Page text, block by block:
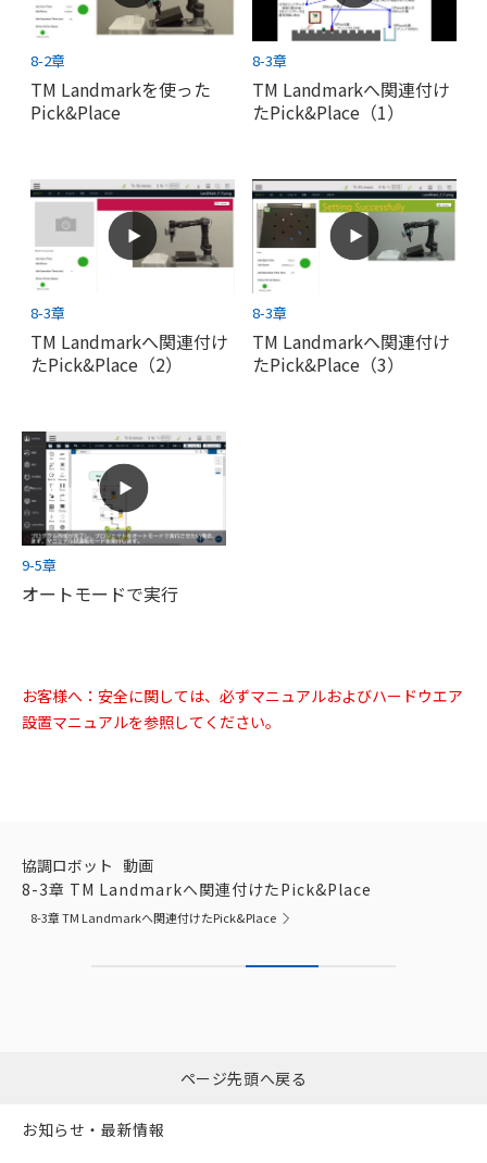
8-2章
TM Landmarkを使った
Pick&Place
8-3章
TM Landmarkへ関連付け
たPick&Place（1）
8-3章
TM Landmarkへ関連付け
たPick&Place（2）
8-3章
TM Landmarkへ関連付け
たPick&Place（3）
9-5章
オートモードで実行
お客様へ：安全に関しては、必ずマニュアルおよびハードウエア
設置マニュアルを参照してください。
協調ロボット 動画
8-3章 TM Landmarkへ関連付けたPick&Place
8-3章 TM Landmarkへ関連付けたPick&Place
ページ先頭へ戻る
お知らせ・最新情報